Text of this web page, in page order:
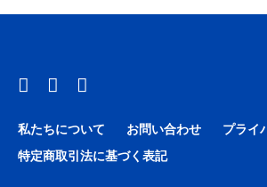
私たちについて お問い合わせ プライ
特定商取引法に基づく表記